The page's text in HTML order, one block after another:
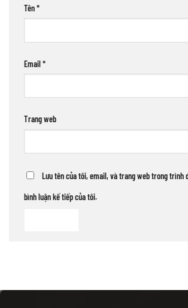
Tên*
Email*
Trang web
Lưu tên của tôi, email, và trang web trong trình
bình luận kế tiếp của tôi.